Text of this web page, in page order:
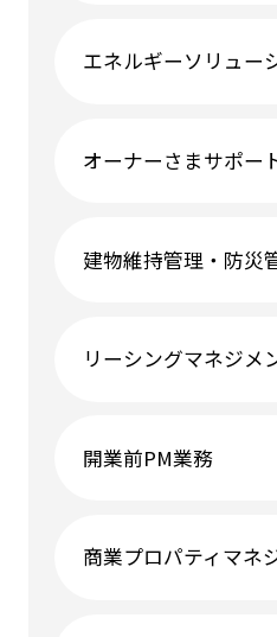
エネルギーソリュー
オーナーさまサポー
建物維持管理・防災
リーシングマネジメ
開業前PM業務
商業プロパティマネ